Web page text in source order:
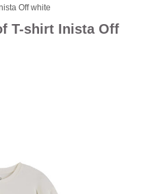
Off white
T-shirt Inista Off